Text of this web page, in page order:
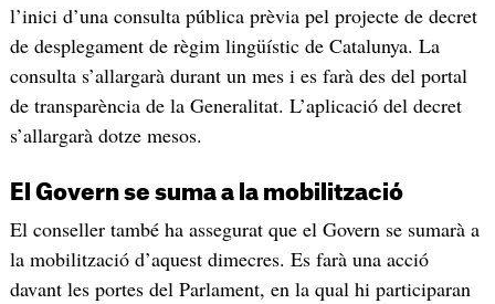
l’inici d’una consulta pública prèvia pel projecte de decret
de desplegament de règim lingüístic de Catalunya. La
consulta s’allargarà durant un mes i es farà des del portal
de transparència de la Generalitat. L’aplicació del decret
s’allargarà dotze mesos.
El Govern se suma a la mobilització
El conseller també ha assegurat que el Govern se sumarà a
la mobilització d’aquest dimecres. Es farà una acció
davant les portes del Parlament, en la qual hi participaran